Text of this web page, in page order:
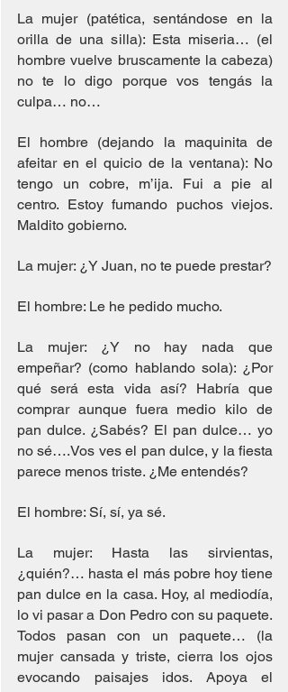
La mujer (patética, sentándose en la
orilla de una silla): Esta miseria… (el
hombre vuelve bruscamente la cabeza)
no te lo digo porque vos tengás la
culpa… no…
El hombre (dejando la maquinita de
afeitar en el quicio de la ventana): No
tengo un cobre, m’ija. Fui a pie al
centro. Estoy fumando puchos viejos.
Maldito gobierno.
La mujer: ¿Y Juan, no te puede prestar?
El hombre: Le he pedido mucho.
La mujer: ¿Y no hay nada que
empeñar? (como hablando sola): ¿Por
qué será esta vida así? Habría que
comprar aunque fuera medio kilo de
pan dulce. ¿Sabés? El pan dulce… yo
no sé….Vos ves el pan dulce, y la fiesta
parece menos triste. ¿Me entendés?
El hombre: Sí, sí, ya sé.
La mujer: Hasta las sirvientas,
¿quién?… hasta el más pobre hoy tiene
pan dulce en la casa. Hoy, al mediodía,
lo vi pasar a Don Pedro con su paquete.
Todos pasan con un paquete… (la
mujer cansada y triste, cierra los ojos
evocando paisajes idos. Apoya el